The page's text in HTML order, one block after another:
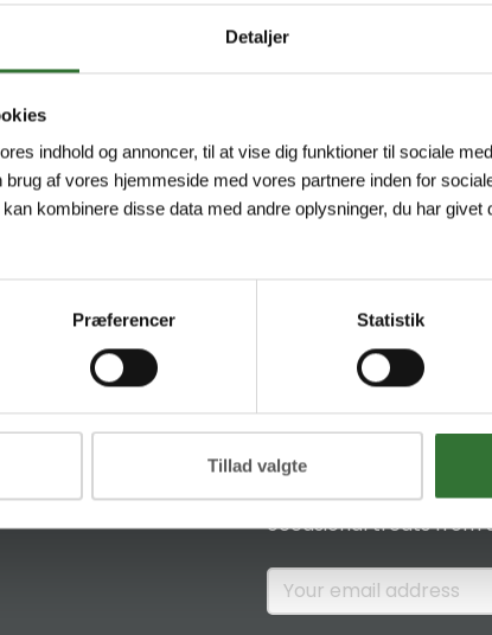
Detaljer
indhold og annoncer, til at vise dig funktioner til sociale
af vores hjemmeside med vores partnere inden for
kombinere disse data med andre oplysninger, du har
Præferencer Statistik
Tillad valgteNews & Insights
Sign up if you would
occasional treats from